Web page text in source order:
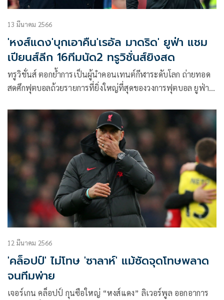
13 มีนาคม 2566
'หงส์แดง'บุกเอาคืน'เรอัล มาดริด' ยูฟ่า แชม
เปียนส์ลีก 16ทีมนัด2 ทรูวิชั่นส์ยิงสด
ทรูวิชั่นส์ ตอกย้ำการเป็นผู้นำคอนเทนต์กีฬาระดับโลก ถ่ายทอด
สดศึกฟุตบอลถ้วยรายการที่ยิ่งใหญ่ที่สุดของวงการฟุตบอล ยูฟ่า
เตรียมรับชมศึกบิ๊กแมตช์แห่งทวีปยุโรป เรอัล มาดริด พบ
ลิเวอร์พูล เช้าตรู่วันพฤหัสบดีที่ 16 มีนาคมนี้ เวลา 03.00 น.(คืน
วันพุธ)ทางทรูวิชั่นส์ ช่อง beIN Sports 3 (608)
12 มีนาคม 2566
'คล็อปป์' ไม่โทษ 'ซาลาห์' แม้ซัดจุดโทษพลาด
จนทีมพ่าย
เจอร์เกน คล็อปป์ กุนซือใหญ่ “หงส์แดง” ลิเวอร์พูล ออกอาการ